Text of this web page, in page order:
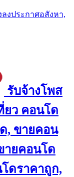
งประกาศอสังหา,
รับจ้างโพส
ยว คอนโด
, ขายคอน
ายคอนโด
ดราคาถูก,